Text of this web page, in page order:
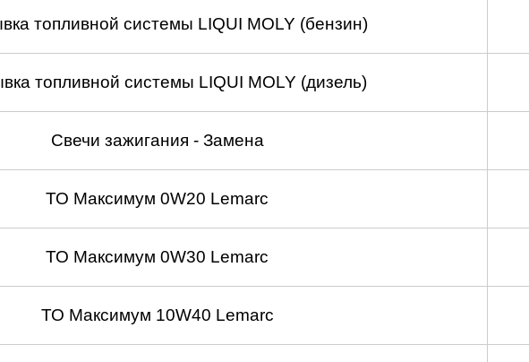
топливной системы LIQUI MOLY (бензин)
топливной системы LIQUI MOLY (дизель)
Свечи зажигания - Замена
ТО Максимум 0W20 Lemarc
ТО Максимум 0W30 Lemarc
ТО Максимум 10W40 Lemarc